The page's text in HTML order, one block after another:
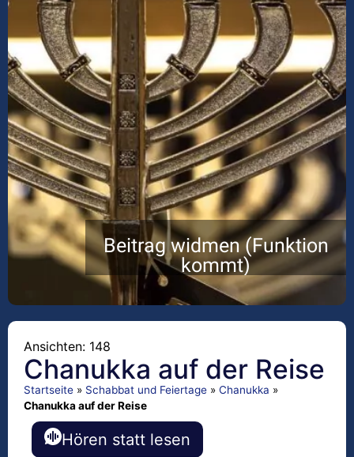
Beitrag widmen (Funktion
kommt)
Ansichten: 148
Chanukka auf der Reise
Startseite » Schabbat und Feiertage » Chanukka »
Chanukka auf der Reise
Hören statt lesen